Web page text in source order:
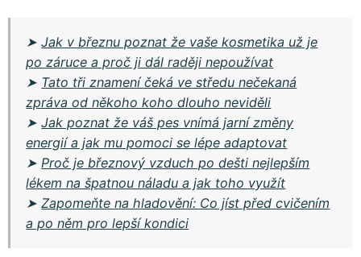
➤Jak v březnu poznat že vaše kosmetika už je
po záruce a proč ji dál raději nepoužívat
➤ Tato tři znamení čeká ve středu nečekaná
zpráva od někoho koho dlouho neviděli
➤Jak poznat že váš pes vnímá jarní změny
energií a jak mu pomoci se lépe adaptovat
➤Proč je březnový vzduch po dešti nejlepším
lékem na špatnou náladu a jak toho využít
➤Zapomeňte na hladovění: Co jíst před cvičením
a po něm pro lepší kondici